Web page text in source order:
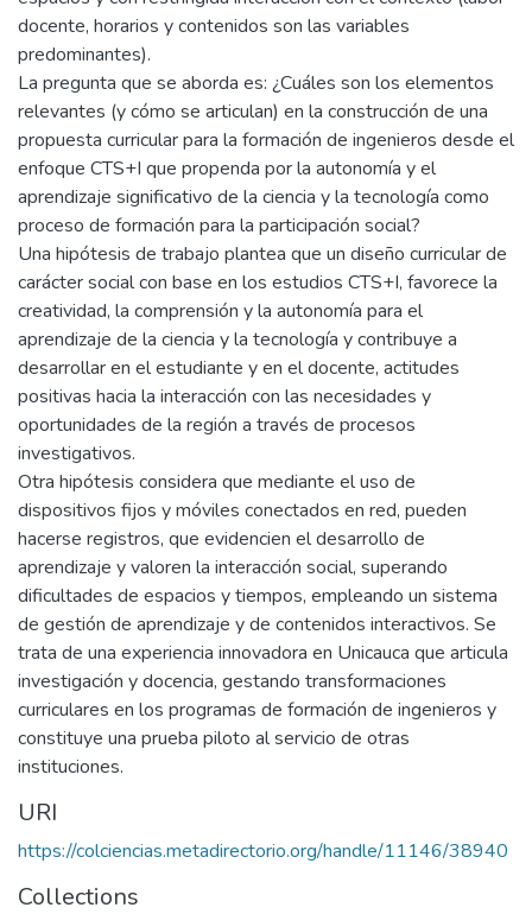
docente, horarios y contenidos son las variables
predominantes).
La pregunta que se aborda es: ¿Cuáles son los elementos
relevantes (y cómo se articulan) en la construcción de una
propuesta curricular para la formación de ingenieros desde el
enfoque CTS+I que propenda por la autonomía y el
aprendizaje significativo de la ciencia y la tecnología como
proceso de formación para la participación social?
Una hipótesis de trabajo plantea que un diseño curricular de
carácter social con base en los estudios CTS+I, favorece la
creatividad, la comprensión y la autonomía para el
aprendizaje de la ciencia y la tecnología y contribuye a
desarrollar en el estudiante y en el docente, actitudes
positivas hacia la interacción con las necesidades y
oportunidades de la región a través de procesos
investigativos.
Otra hipótesis considera que mediante el uso de
dispositivos fijos y móviles conectados en red, pueden
hacerse registros, que evidencien el desarrollo de
aprendizaje y valoren la interacción social, superando
dificultades de espacios y tiempos, empleando un sistema
de gestión de aprendizaje y de contenidos interactivos. Se
trata de una experiencia innovadora en Unicauca que articula
investigación y docencia, gestando transformaciones
curriculares en los programas de formación de ingenieros y
constituye una prueba piloto al servicio de otras
instituciones.
URI
https://colciencias.metadirectorio.org/handle/11146/38940
Collections